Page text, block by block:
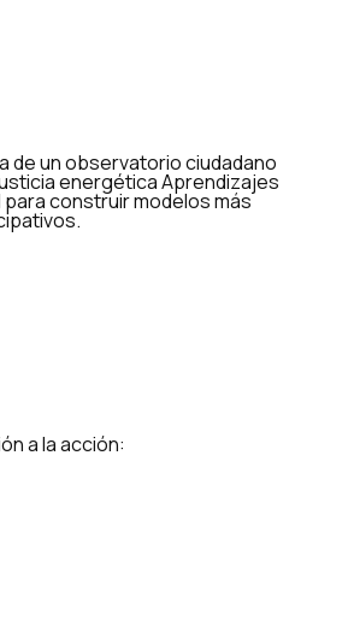
de un observatorio ciudadano
energética Aprendizajes
construir modelos más
a la acción: